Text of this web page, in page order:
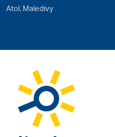
Atol, Maledivy
Tato webová